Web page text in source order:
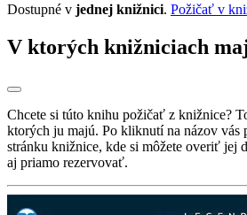
Dostupné v jednej knižnici. Požičať v
V ktorých knižniciach
Chcete si túto knihu požičať z knižnice?
ktorých ju majú. Po kliknutí na názov vás
stránku knižnice, kde si môžete overiť jej
aj priamo rezervovať.